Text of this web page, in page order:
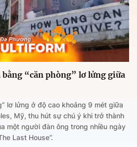
“căn phòng” lơ lửng giữa
lơ lửng ở độ cao khoảng 9 mét giữa
Mỹ, thu hút sự chú ý khi trở thành
một người đàn ông trong nhiều ngày
Last House”.